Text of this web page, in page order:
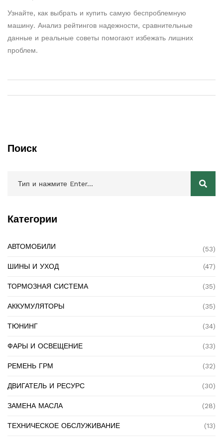
Узнайте, как выбрать и купить самую беспроблемную
машину. Анализ рейтингов надежности, сравнительные
данные и реальные советы помогают избежать лишних
проблем.
Поиск
Категории
АВТОМОБИЛИ (53)
ШИНЫ И УХОД (47)
ТОРМОЗНАЯ СИСТЕМА (35)
АККУМУЛЯТОРЫ (35)
ТЮНИНГ (34)
ФАРЫ И ОСВЕЩЕНИЕ (33)
РЕМЕНЬ ГРМ (32)
ДВИГАТЕЛЬ И РЕСУРС (30)
ЗАМЕНА МАСЛА (28)
ТЕХНИЧЕСКОЕ ОБСЛУЖИВАНИЕ (13)